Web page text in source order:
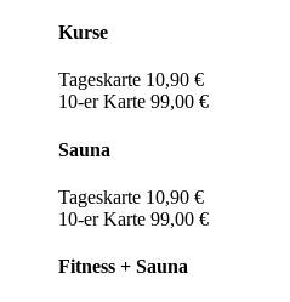
Kurse
Tageskarte 10,90 €
10-er Karte 99,00 €
Sauna
Tageskarte 10,90 €
10-er Karte 99,00 €
Fitness + Sauna